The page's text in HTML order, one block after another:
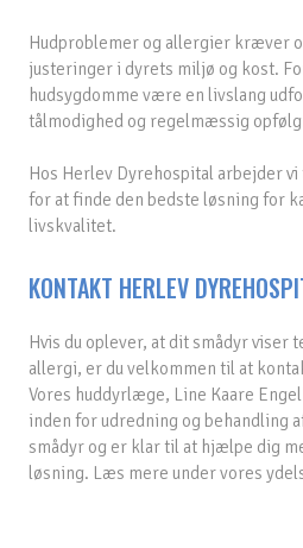
Hudproblemer og allergier kræver
justeringer i dyrets miljø og kost.
hudsygdomme være en livslang
tålmodighed og regelmæssig
Hos Herlev Dyrehospital arbejder
for at finde den bedste løsning for
livskvalitet.
KONTAKT HERLEV
Hvis du oplever, at dit smådyr viser
allergi, er du velkommen til at
Vores huddyrlæge, Line Kaare
inden for udredning og behandling
smådyr og er klar til at hjælpe dig
løsning. Læs mere under vores